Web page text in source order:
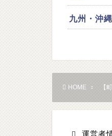
九州・沖縄
HOME 【
運営者